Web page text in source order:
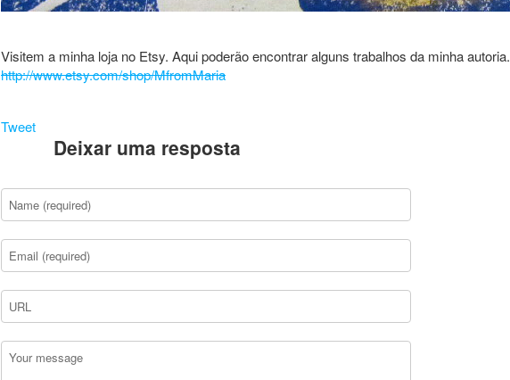
Visitem a minha loja no Etsy. Aqui poderão encontrar alguns trabalhos da minha autoria.
http://www.etsy.com/shop/MfromMaria
Tweet
Deixar uma resposta